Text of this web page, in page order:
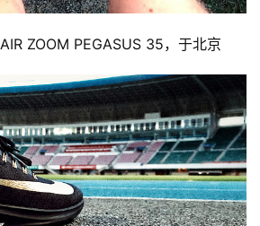
AIR ZOOM PEGASUS 35，于北京